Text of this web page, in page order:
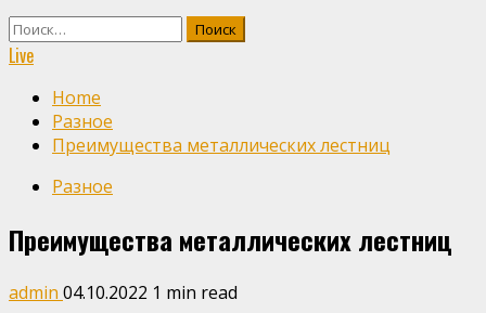
Найти:
Live
Home
Разное
Преимущества металлических лестниц
Разное
Преимущества металлических лестниц
admin 04.10.2022 1 min read